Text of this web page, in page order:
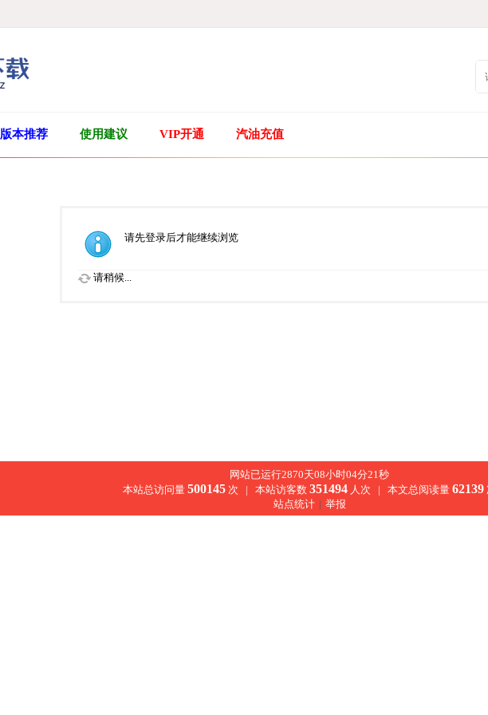
版本推荐 使用建议 VIP开通 汽油充值
请先登录后才能继续浏览
请稍候...
网站已运行2870天08小时04分21秒
本站总访问量 500145次 | 本站访客数 351494人次 | 本文总阅读量 62139
站点统计 | 举报